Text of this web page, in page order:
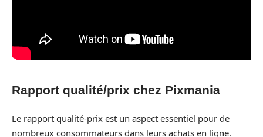
Rapport qualité/prix chez Pixmania
Le rapport qualité-prix est un aspect essentiel pour de
nombreux consommateurs dans leurs achats en ligne.